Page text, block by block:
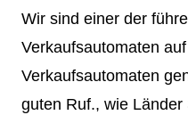
Wir sind einer der
Verkaufsautomaten
Verkaufsautomaten
guten Ruf., wie Länder